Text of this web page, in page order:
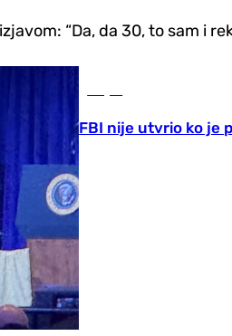
“Da, da 30, to sam i
FBI nije utvrio ko je